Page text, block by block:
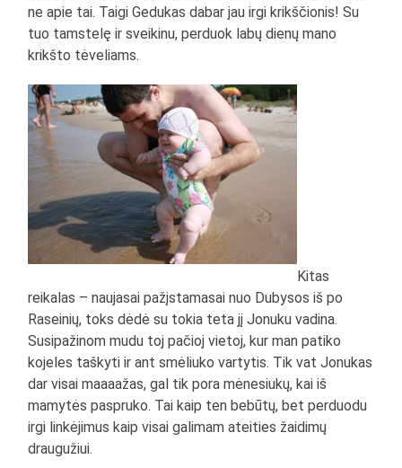
ne apie tai. Taigi Gedukas dabar jau irgi krikščionis! Su
tuo tamstelę ir sveikinu, perduok labų dienų mano
krikšto tėveliams.
Kitas
reikalas – naujasai pažįstamasai nuo Dubysos iš po
Raseinių, toks dėdė su tokia teta jį Jonuku vadina.
Susipažinom mudu toj pačioj vietoj, kur man patiko
kojeles taškyti ir ant smėliuko vartytis. Tik vat Jonukas
dar visai maaaažas, gal tik pora mėnesiukų, kai iš
mamytės paspruko. Tai kaip ten bebūtų, bet perduodu
irgi linkėjimus kaip visai galimam ateities žaidimų
draugužiui.